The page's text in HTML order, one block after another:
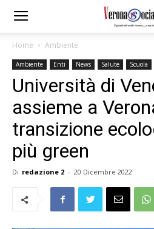
Home Ambiente
Ambiente Enti News Salute Scuola
Università di
assieme a
transizione
più green
Di redazione 2 - 20 Dicembre 2022